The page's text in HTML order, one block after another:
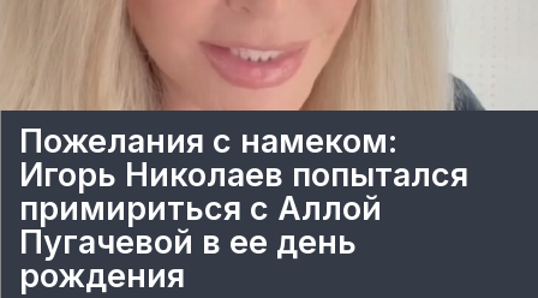
Пожелания с намеком:
Игорь Николаев попытался
примириться с Аллой
Пугачевой в ее день
рождения